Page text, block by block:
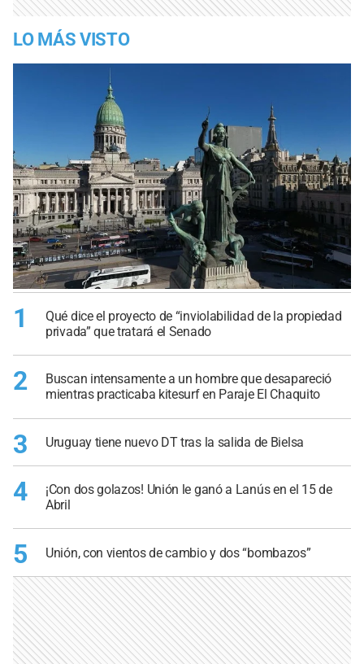
LO MÁS VISTO
1
Qué dice el proyecto de “inviolabilidad de la propiedad
privada” que tratará el Senado
2
Buscan intensamente a un hombre que desapareció
mientras practicaba kitesurf en Paraje El Chaquito
3 Uruguay tiene nuevo DT tras la salida de Bielsa
4
¡Con dos golazos! Unión le ganó a Lanús en el 15 de
Abril
5 Unión, con vientos de cambio y dos “bombazos”